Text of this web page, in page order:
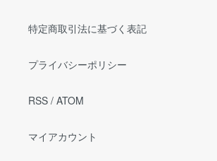
特定商取引法に基づく表記
プライバシーポリシー
RSS / ATOM
マイアカウント